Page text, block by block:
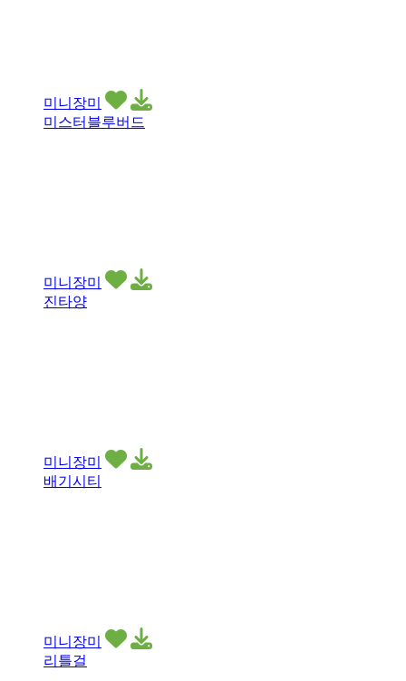
미니장미
미스터블루버드
미니장미
진타양
미니장미
배기시티
미니장미
리틀걸